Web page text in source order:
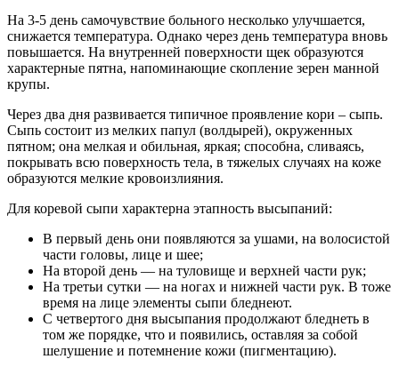
На 3-5 день самочувствие больного несколько улучшается,
снижается температура. Однако через день температура вновь
повышается. На внутренней поверхности щек образуются
характерные пятна, напоминающие скопление зерен манной
крупы.
Через два дня развивается типичное проявление кори – сыпь.
Сыпь состоит из мелких папул (волдырей), окруженных
пятном; она мелкая и обильная, яркая; способна, сливаясь,
покрывать всю поверхность тела, в тяжелых случаях на коже
образуются мелкие кровоизлияния.
Для коревой сыпи характерна этапность высыпаний:
В первый день они появляются за ушами, на волосистой
части головы, лице и шее;
На второй день — на туловище и верхней части рук;
На третьи сутки — на ногах и нижней части рук. В тоже
время на лице элементы сыпи бледнеют.
С четвертого дня высыпания продолжают бледнеть в
том же порядке, что и появились, оставляя за собой
шелушение и потемнение кожи (пигментацию).